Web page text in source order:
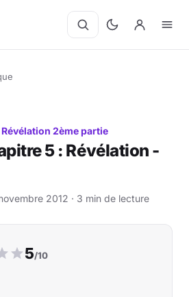
2ème partie
5 : Révélation -
2012 · 3 min de lecture
Notre note :
5/10